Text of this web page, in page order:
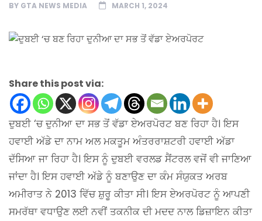
BY GTA NEWS MEDIA MARCH 1, 2024
Share this post via:
ਦੁਬਈ ‘ਚ ਦੁਨੀਆ ਦਾ ਸਭ ਤੋਂ ਵੱਡਾ ਏਅਰਪੋਰਟ ਬਣ ਰਿਹਾ ਹੈ। ਇਸ
ਹਵਾਈ ਅੱਡੇ ਦਾ ਨਾਮ ਅਲ ਮਕਤੂਮ ਅੰਤਰਰਾਸ਼ਟਰੀ ਹਵਾਈ ਅੱਡਾ
ਦੱਸਿਆ ਜਾ ਰਿਹਾ ਹੈ। ਇਸ ਨੂੰ ਦੁਬਈ ਵਰਲਡ ਸੈਂਟਰਲ ਵਜੋਂ ਵੀ ਜਾਣਿਆ
ਜਾਂਦਾ ਹੈ। ਇਸ ਹਵਾਈ ਅੱਡੇ ਨੂੰ ਬਣਾਉਣ ਦਾ ਕੰਮ ਸੰਯੁਕਤ ਅਰਬ
ਅਮੀਰਾਤ ਨੇ 2013 ਵਿੱਚ ਸ਼ੁਰੂ ਕੀਤਾ ਸੀ। ਇਸ ਏਅਰਪੋਰਟ ਨੂੰ ਆਪਣੀ
ਸਮਰੱਥਾ ਵਧਾਉਣ ਲਈ ਨਵੀਂ ਤਕਨੀਕ ਦੀ ਮਦਦ ਨਾਲ ਡਿਜ਼ਾਇਨ ਕੀਤਾ